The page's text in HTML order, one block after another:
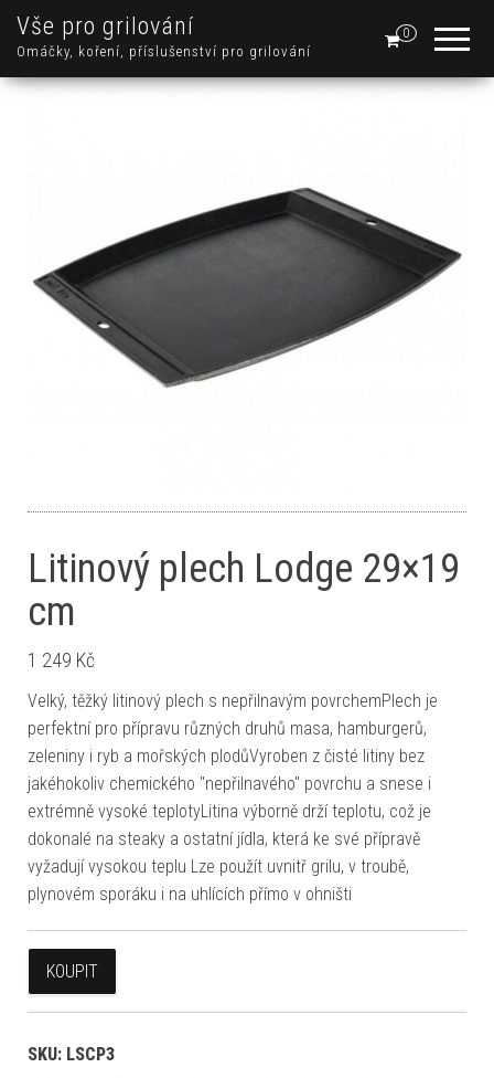
Vše pro grilování
Omáčky, koření, příslušenství pro grilování
0
Litinový plech Lodge 29×19
cm
1 249 Kč
Velký, těžký litinový plech s nepřilnavým povrchemPlech je
perfektní pro přípravu různých druhů masa, hamburgerů,
zeleniny i ryb a mořských plodůVyroben z čisté litiny bez
jakéhokoliv chemického "nepřilnavého" povrchu a snese i
extrémně vysoké teplotyLitina výborně drží teplotu, což je
dokonalé na steaky a ostatní jídla, která ke své přípravě
vyžadují vysokou teplu Lze použít uvnitř grilu, v troubě,
plynovém sporáku i na uhlících přímo v ohništi
KOUPIT
SKU: LSCP3